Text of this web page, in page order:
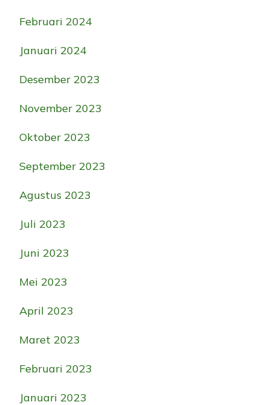
Februari 2024
Januari 2024
Desember 2023
November 2023
Oktober 2023
September 2023
Agustus 2023
Juli 2023
Juni 2023
Mei 2023
April 2023
Maret 2023
Februari 2023
Januari 2023